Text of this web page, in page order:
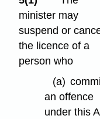
minister may
suspend or
the licence of a
person who
(a)
an offence
under this